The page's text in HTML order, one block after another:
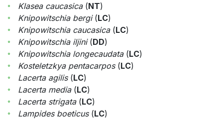
Klasea caucasica(NT)
Knipowitschia bergi(LC)
Knipowitschia caucasica(LC)
Knipowitschia iljini(DD)
Knipowitschia longecaudata(LC)
Kosteletzkya pentacarpos(LC)
Lacerta agilis(LC)
Lacerta media(LC)
Lacerta strigata(LC)
Lampides boeticus(LC)